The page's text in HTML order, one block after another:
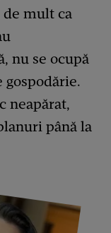
mult ca
nu se ocupă
neapărat,
până la